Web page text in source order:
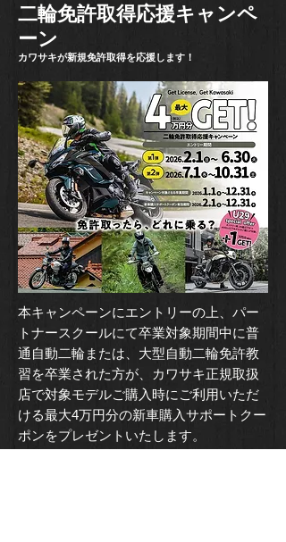
二輪免許取得応援キャンペ
ーン
カワサキが新規免許取得を応援します！
本キャンペーンにエントリーの上、パー
トナースクールにて卒業対象期間中に普
通自動二輪または、大型自動二輪免許教
習を卒業された方が、カワサキ正規取扱
店で対象モデルご購入時にご利用いただ
ける最大4万円分の新車購入サポートクー
ポンをプレゼントいたします。